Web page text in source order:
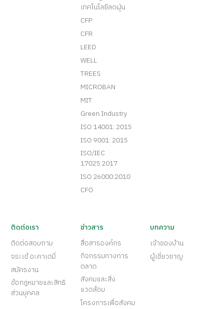
เทคโนโลยีลดฝุ่น
CFP
CFR
LEED
WELL
TREES
MICROBAN
MIT
Green Industry
ISO 14001: 2015
ISO 9001: 2015
ISO/IEC
17025:2017
ISO 26000:2010
CFO
ติดต่อเรา
ติดต่อสอบถาม
จระเข้ อะคาเดมี่
สมัครงาน
ข้อกฎหมายและสิทธิ
ส่วนบุคคล
ข่าวสาร
สื่อสารองค์กร
กิจกรรมทางการ
ตลาด
สังคมและสิ่ง
แวดล้อม
โครงการเพื่อสังคม
บทความ
เจ้าของบ้าน
ผู้เชี่ยวชาญ